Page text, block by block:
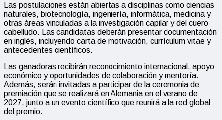
Las postulaciones están abiertas a disciplinas como ciencias
naturales, biotecnología, ingeniería, informática, medicina y
otras áreas vinculadas a la investigación capilar y del cuero
cabelludo. Las candidatas deberán presentar documentación
en inglés, incluyendo carta de motivación, currículum vitae y
antecedentes científicos.
Las ganadoras recibirán reconocimiento internacional, apoyo
económico y oportunidades de colaboración y mentoría.
Además, serán invitadas a participar de la ceremonia de
premiación que se realizará en Alemania en el verano de
2027, junto a un evento científico que reunirá a la red global
del premio.